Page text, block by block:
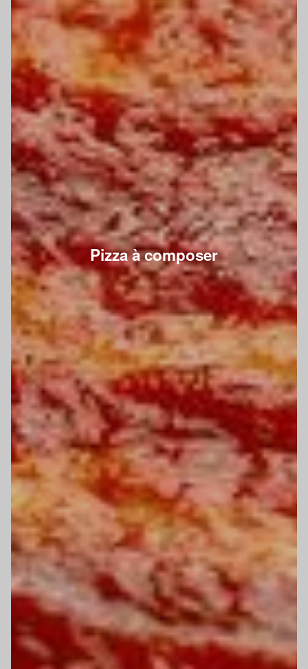
Pizza à composer